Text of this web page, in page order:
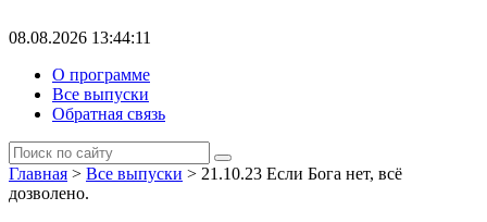
08.08.2026 13:44:11
О программе
Все выпуски
Обратная связь
Главная > Все выпуски > 21.10.23 Если Бога нет, всё
дозволено.